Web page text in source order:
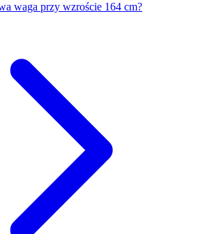
waga przy wzroście 164 cm?